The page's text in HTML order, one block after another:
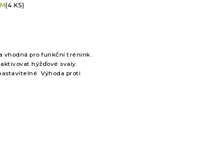
(4 KS)
vhodná pro funkční trénink.
hýžďové svaly.
Výhoda proti